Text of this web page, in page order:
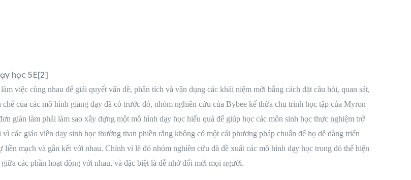
học 5E[2]
việc cùng nhau để giải quyết vấn đề, phân tích và vận dụng các khái niệm mới bằng cách đặt câu hỏi, quan sát,
của các mô hình giảng dạy đã có trước đó, nhóm nghiên cứu của Bybee kế thừa chu trình học tập của Myron
giản làm phải làm sao xây dựng một mô hình dạy học hiểu quả để giúp học các môn sinh học thực nghiệm trở
các giáo viên dạy sinh học thường than phiền rằng không có một cái phương pháp chuẩn để họ dễ dàng triển
mạch và gắn kết với nhau. Chính vì lẽ đó nhóm nghiên cứu đã đề xuất các mô hình dạy học trong đó thể hiện
các phần hoạt động với nhau, và đặc biệt là dễ nhớ đối mới mọi người.